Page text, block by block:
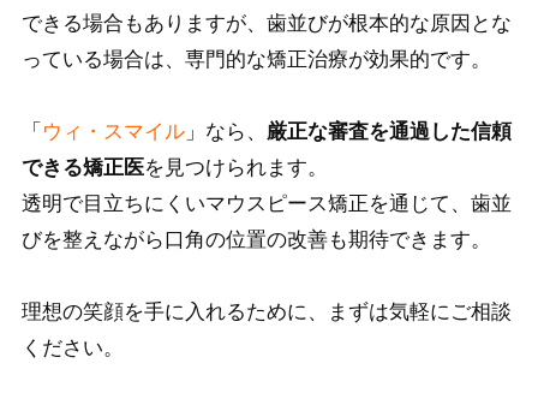
できる場合もありますが、歯並びが根本的な原因とな
っている場合は、専門的な矯正治療が効果的です。
「 ウィ・スマイル」なら、 厳正な審査を通過した信頼
できる矯正医を見つけられます。
透明で目立ちにくいマウスピース矯正を通じて、歯並
びを整えながら口角の位置の改善も期待できます。
理想の笑顔を手に入れるために、まずは気軽にご相談
ください。